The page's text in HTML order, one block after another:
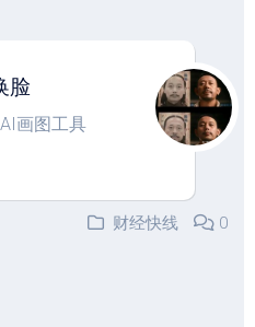
脸
画图工具
财经快线
0